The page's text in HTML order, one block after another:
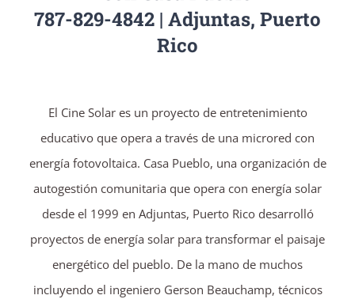
787-829-4842 | Adjuntas, Puerto
Rico
El Cine Solar es un proyecto de entretenimiento
educativo que opera a través de una microred con
energía fotovoltaica. Casa Pueblo, una organización de
autogestión comunitaria que opera con energía solar
desde el 1999 en Adjuntas, Puerto Rico desarrolló
proyectos de energía solar para transformar el paisaje
energético del pueblo. De la mano de muchos
incluyendo el ingeniero Gerson Beauchamp, técnicos